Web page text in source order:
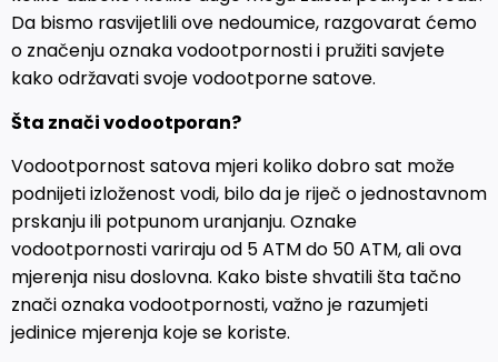
Da bismo rasvijetlili ove nedoumice, razgovarat ćemo
o značenju oznaka vodootpornosti i pružiti savjete
kako održavati svoje vodootporne satove.
Šta znači vodootporan?
Vodootpornost satova mjeri koliko dobro sat može
podnijeti izloženost vodi, bilo da je riječ o jednostavnom
prskanju ili potpunom uranjanju. Oznake
vodootpornosti variraju od 5 ATM do 50 ATM, ali ova
mjerenja nisu doslovna. Kako biste shvatili šta tačno
znači oznaka vodootpornosti, važno je razumjeti
jedinice mjerenja koje se koriste.